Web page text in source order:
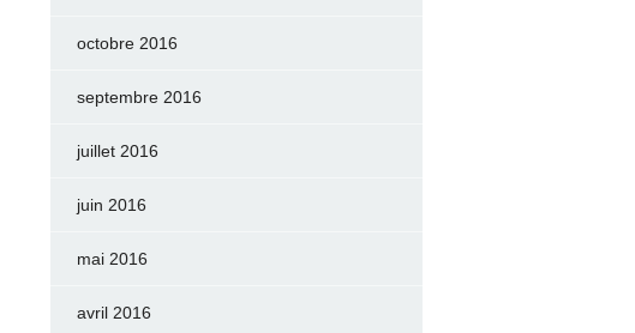
octobre 2016
septembre 2016
juillet 2016
juin 2016
mai 2016
avril 2016